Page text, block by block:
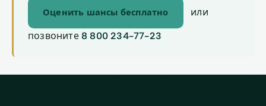
Оценить шансы бесплатно или
позвоните 8 800 234-77-23